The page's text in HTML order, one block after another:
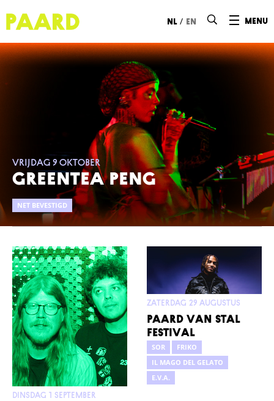
menu
nl / en
vrijdag 9 oktober
GREENTEA PENG
NET BEVESTIGD
dinsdag 1 september
zaterdag 29 augustus
Paard van Stal
Festival
SOR
FRIKO
IL MAGO DEL GELATO
E.V.A.